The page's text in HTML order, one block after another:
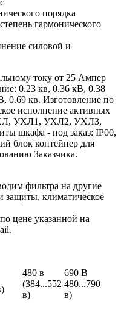
порядка
гармонического
силовой и
току от 25 Ампер
0.23 кв, 0.36 кВ, 0.38
0.69 кв. Изготовление по
исполнение активных
УХЛ1, УХЛ2, УХЛ3,
шкафа - под заказ: IP00,
блок контейнер для
Заказчика.
фильтра на другие
защиты, климатическое
цене указанной на
480 в
(384...552
в)
690 В
480...790
в)